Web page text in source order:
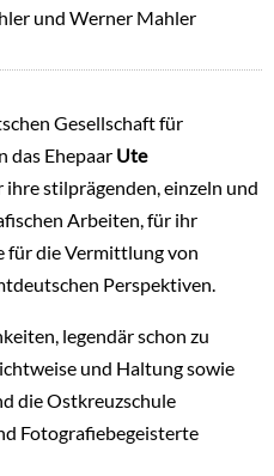
und Werner Mahler
Gesellschaft für
das Ehepaar Ute
stilprägenden, einzeln und
Arbeiten, für ihr
für die Vermittlung von
Perspektiven.
legendär schon zu
und Haltung sowie
die Ostkreuzschule
Fotografiebegeisterte